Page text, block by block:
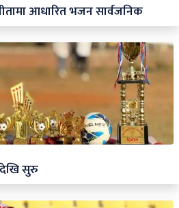
आधारित भजन सार्वजनिक
सुरु